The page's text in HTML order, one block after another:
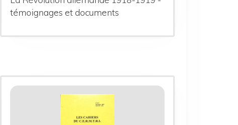
témoignages et documents